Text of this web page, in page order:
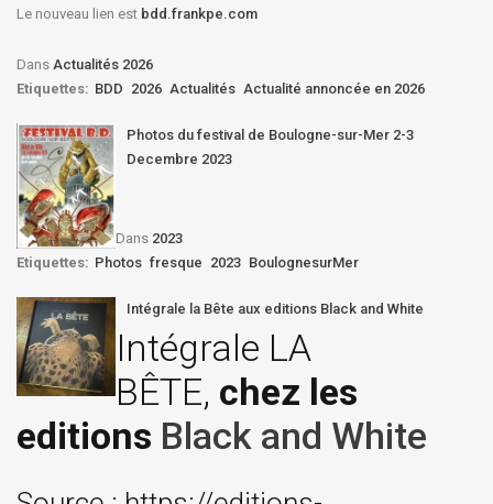
Le nouveau lien est bdd.frankpe.com
Dans Actualités 2026
Etiquettes: BDD 2026 Actualités Actualité annoncée en 2026
Photos du festival de Boulogne-sur-Mer 2-3
Decembre 2023
Dans 2023
Etiquettes: Photos fresque 2023 BoulognesurMer
Intégrale la Bête aux editions Black and White
Intégrale LA
BÊTE, chez les
editions Black and White